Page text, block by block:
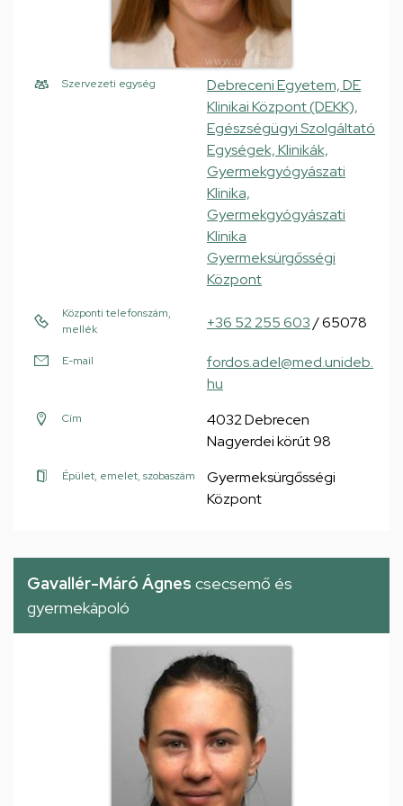
Szervezeti egység
Debreceni Egyetem, DE
Klinikai Központ (DEKK),
Egészségügyi Szolgáltató
Egységek, Klinikák,
Gyermekgyógyászati
Klinika,
Gyermekgyógyászati
Klinika
Gyermeksürgősségi
Központ
Központi telefonszám,
mellék
+36 52 255 603/ 65078
E-mail
fordos.adel@med.unideb.
hu
Cím
4032 Debrecen
Nagyerdei körút 98
Épület, emelet, szobaszám
Gyermeksürgősségi
Központ
Gavallér-Máró Ágnes csecsemő és
gyermekápoló